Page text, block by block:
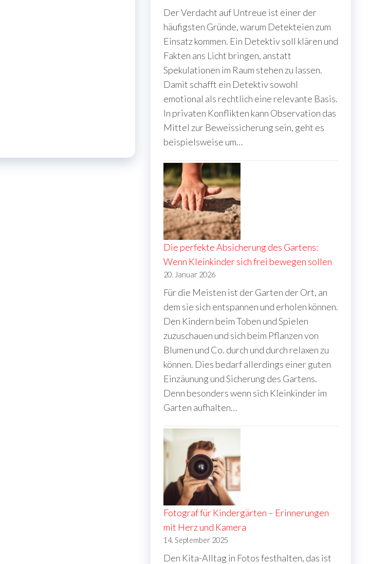
Der Verdacht auf Untreue ist einer der
häufigsten Gründe, warum Detekteien zum
Einsatz kommen. Ein Detektiv soll klären und
Fakten ans Licht bringen, anstatt
Spekulationen im Raum stehen zu lassen.
Damit schafft ein Detektiv sowohl
emotional als rechtlich eine relevante Basis.
In privaten Konflikten kann Observation das
Mittel zur Beweissicherung sein, geht es
beispielsweise um…
Die perfekte Absicherung des Gartens:
Wenn Kleinkinder sich frei bewegen sollen
20. Januar 2026
Für die Meisten ist der Garten der Ort, an
dem sie sich entspannen und erholen können.
Den Kindern beim Toben und Spielen
zuzuschauen und sich beim Pflanzen von
Blumen und Co. durch und durch relaxen zu
können. Dies bedarf allerdings einer guten
Einzäunung und Sicherung des Gartens.
Denn besonders wenn sich Kleinkinder im
Garten aufhalten…
Fotograf für Kindergärten – Erinnerungen
mit Herz und Kamera
14. September 2025
Den Kita-Alltag in Fotos festhalten, das ist